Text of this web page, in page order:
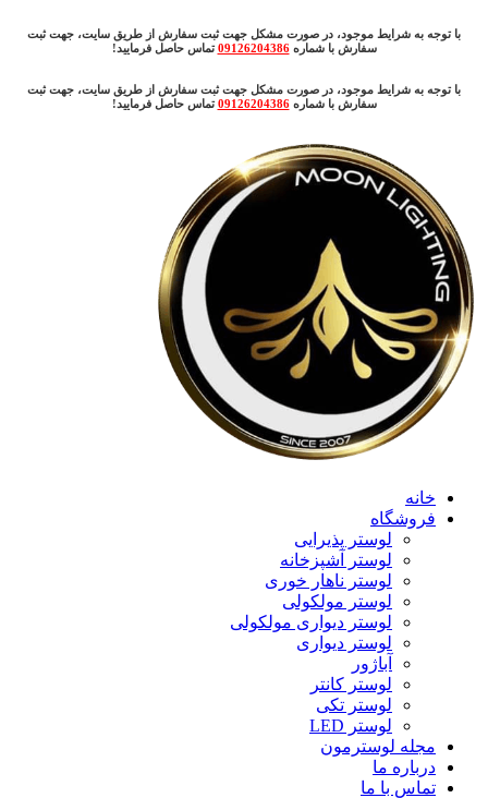
با توجه به شرایط موجود، در صورت مشکل جهت ثبت سفارش از طریق سایت، جهت ثبت
سفارش با شماره09126204386 تماس حاصل فرمایید!
با توجه به شرایط موجود، در صورت مشکل جهت ثبت سفارش از طریق سایت، جهت ثبت
سفارش با شماره09126204386 تماس حاصل فرمایید!
خانه
فروشگاه
لوستر پذیرایی
لوستر آشپزخانه
لوستر ناهار خوری
لوستر مولکولی
لوستر دیواری مولکولی
لوستر دیواری
آباژور
لوستر کانتر
لوستر تکی
لوستر LED
مجله لوسترمون
درباره ما
تماس با ما